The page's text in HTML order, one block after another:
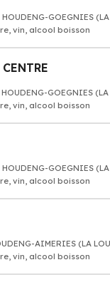
GOEGNIES
vin, alcool boisson
GOEGNIES
vin, alcool boisson
GOEGNIES
vin, alcool boisson
AIMERIES (LA
vin, alcool boisson